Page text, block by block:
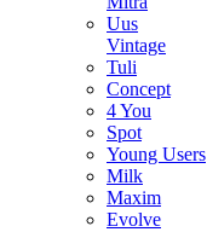
Uus
Vintage
Tuli
Concept
4 You
Spot
Young Users
Milk
Maxim
Evolve